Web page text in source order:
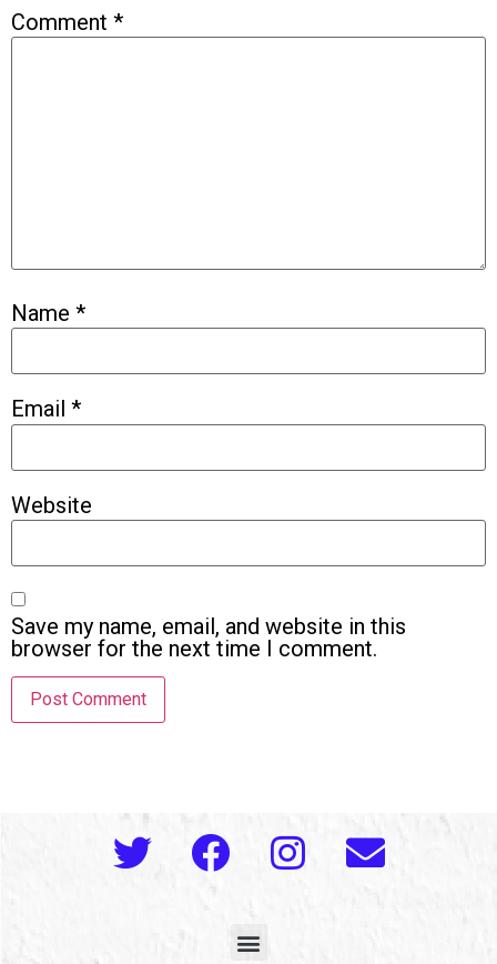
Comment *
Name *
Email *
Website
Save my name, email, and website in this
browser for the next time I comment.